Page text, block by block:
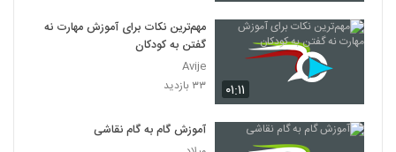
۰۱:۱۱
مهم‌ترین نکات برای آموزش مهارت نه
گفتن به کودکان
Avije
۳۳ بازدید
آموزش گام به گام نقاشی